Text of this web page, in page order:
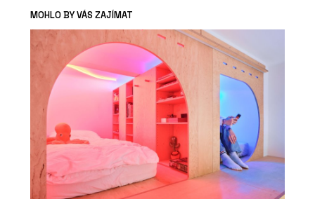
MOHLO BY VÁS ZAJÍMAT